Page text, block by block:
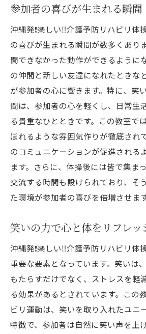
参加者の喜びが生まれる瞬間
沖縄発❗️楽しい‼️介護予防リハビリ体
の喜びが生まれる瞬間が数多くあり
間できなかった動作ができるように
の仲間と新しい友達になれたときな
が参加者の心に響きます。特に、笑
間は、参加者の心を軽くし、日常生
る貴重なひとときです。この教室で
ぼれるような雰囲気作りが徹底され
のコミュニケーションが促進される
ます。さらに、体操後には皆で集ま
交流する時間も設けられており、そ
た環境が参加者の喜びを倍増させます
笑いの力で心と体をリフレッ
沖縄発❗️楽しい‼️介護予防リハビリ体
重要な要素となっています。笑いは
もたらすだけでなく、ストレスを軽
る効果があるとされています。この
ビリ運動は、笑いを取り入れたユニ
特徴で、参加者は自然に笑い声を上